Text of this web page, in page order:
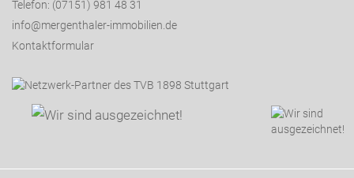
Telefon: (07151) 981 48 31
info@mergenthaler-immobilien.de
Kontaktformular